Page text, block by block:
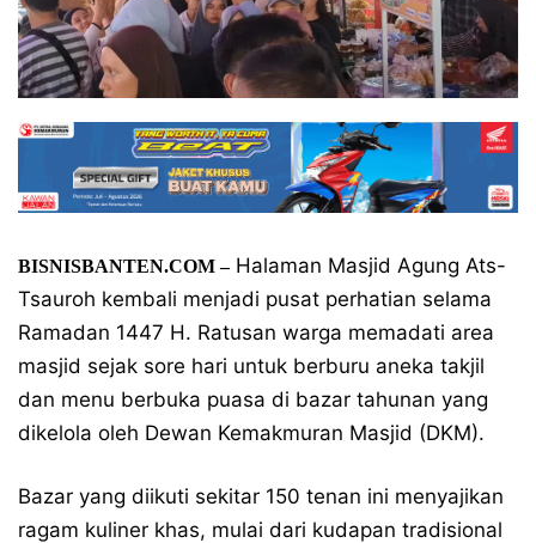
BISNISBANTEN.COM –Halaman Masjid Agung Ats-
Tsauroh kembali menjadi pusat perhatian selama
Ramadan 1447 H. Ratusan warga memadati area
masjid sejak sore hari untuk berburu aneka takjil
dan menu berbuka puasa di bazar tahunan yang
dikelola oleh Dewan Kemakmuran Masjid (DKM).
Bazar yang diikuti sekitar 150 tenan ini menyajikan
ragam kuliner khas, mulai dari kudapan tradisional